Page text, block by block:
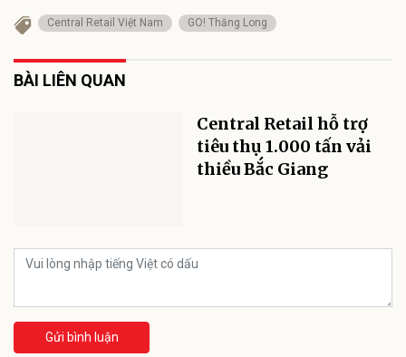
Central Retail Việt Nam GO! Thăng Long
BÀI LIÊN QUAN
Central Retail hỗ trợ
tiêu thụ 1.000 tấn vải
thiều Bắc Giang
Gửi bình luận